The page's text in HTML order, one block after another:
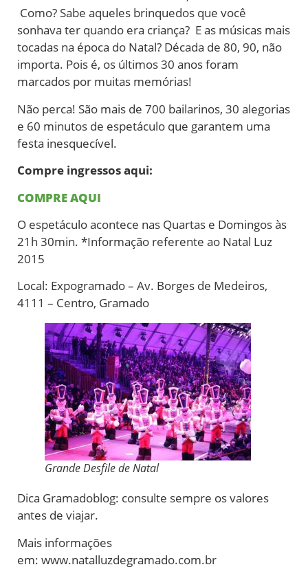
Como? Sabe aqueles brinquedos que você
sonhava ter quando era criança? E as músicas mais
tocadas na época do Natal? Década de 80, 90, não
importa. Pois é, os últimos 30 anos foram
marcados por muitas memórias!
Não perca! São mais de 700 bailarinos, 30 alegorias
e 60 minutos de espetáculo que garantem uma
festa inesquecível.
Compre ingressos aqui:
COMPRE AQUI
O espetáculo acontece nas Quartas e Domingos às
21h 30min. *Informação referente ao Natal Luz
2015
Local: Expogramado – Av. Borges de Medeiros,
4111 – Centro, Gramado
Grande Desfile de Natal
Dica Gramadoblog: consulte sempre os valores
antes de viajar.
Mais informações
em: www.natalluzdegramado.com.br